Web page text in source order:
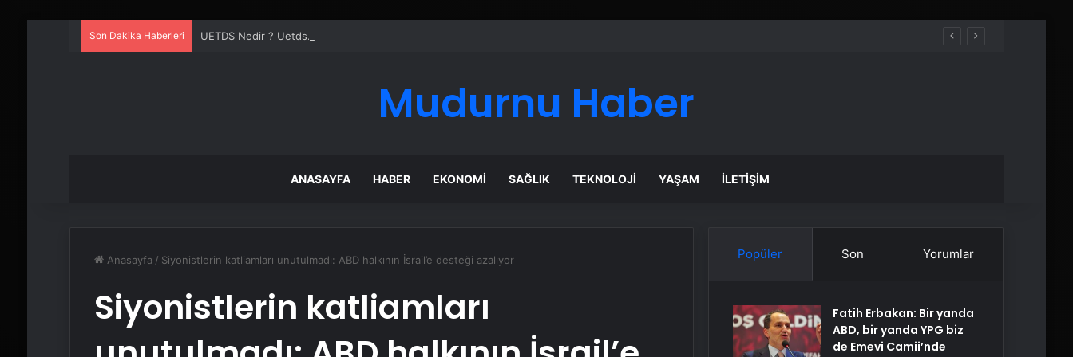
Son Dakika Haberleri UETDS Nedir ? Uetds.com İle Akıllı Dijital Taşımacılık Yazılımı
Mudurnu Haber
ANASAYFA HABER EKONOMI SAĞLIK TEKNOLOJI YAŞAM İLETIŞIM
Anasayfa / Siyonistlerin katliamları unutulmadı: ABD halkının İsrail’e desteği azalıyor
Siyonistlerin katliamları
Popüler Son Yorumlar
Fatih Erbakan: Bir yanda
ABD, bir yanda YPG biz
de Emevi Camii’nde